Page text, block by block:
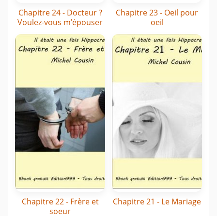
Chapitre 24 - Docteur ?
Voulez-vous m’épouser
Chapitre 23 - Oeil pour
oeil
Chapitre 22 - Frère et
soeur
Chapitre 21 - Le Mariage